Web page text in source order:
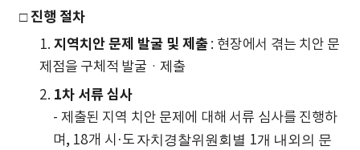
□진행 절차
1.지역치안 문제 발굴 및 제출 : 현장에서 겪는 치안 문
제점을 구체적 발굴ㆍ제출
2. 1차 서류 심사
- 제출된 지역 치안 문제에 대해 서류 심사를 진행하
며 , 18개 시 ·도 자치경찰위원회별 1개 내외의 문